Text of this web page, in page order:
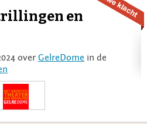
en
overGelreDome in de